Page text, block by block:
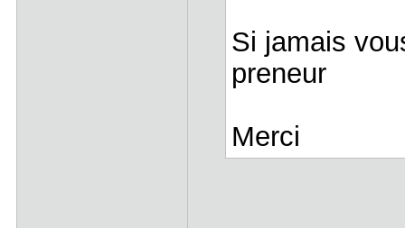
Si jamais
preneur
Merci